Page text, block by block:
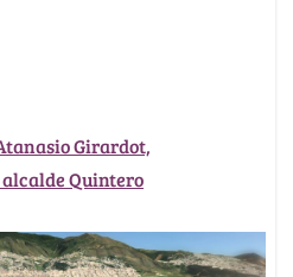
Girardot,
Quintero